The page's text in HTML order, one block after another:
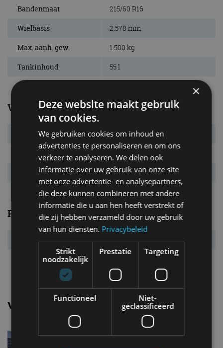
Bandenmaat 215/60 R16
Wielbasis 2.578 mm
Max. aanh. gew. 1.500 kg
Tankinhoud 55 l
Verbruik
Verbr. gecomb. 4,5 l/100km
CO₂-emissie 118 g/km
Energielabel F
Prestaties
Acc. 0-100 km/u 11,7 s
Topsnelheid
Vergelijkbare uitvoeringen
Skoda Yeti1.2 TSI
×
Deze website maakt gebruik
van cookies.
We gebruiken cookies om inhoud en
advertenties te personaliseren en om ons
verkeer te analyseren. We delen ook
informatie over uw gebruik van onze site
met onze advertentie- en analysepartners,
die deze kunnen combineren met andere
informatie die u aan hen heeft verstrekt of
die zij hebben verzameld door uw gebruik
van hun diensten. Privacybeleid
Strikt
noodzakelijk
Prestatie Targeting
Functioneel
Niet-
geclassificeerd